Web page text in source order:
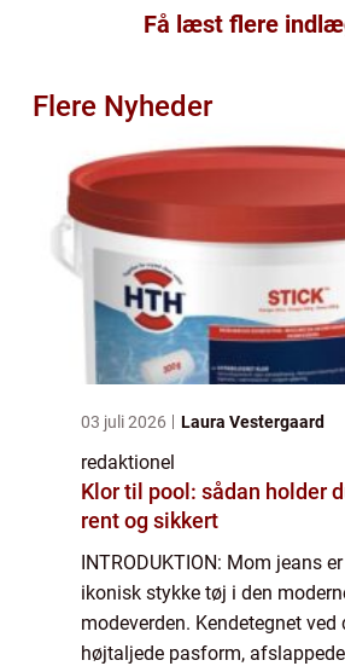
Få læst flere
Flere Nyheder
03 juli 2026 Laura Vestergaard
redaktionel
Klor til pool: sådan holder
rent og sikkert
INTRODUKTION: Mom jeans
ikonisk stykke tøj i den
modeverden. Kendetegnet ved
højtaljede pasform,